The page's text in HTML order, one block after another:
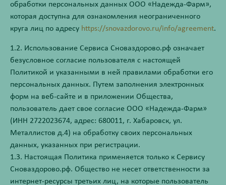
обработки персональных данных ООО «Надежда-Фарм»,
которая доступна для ознакомления неограниченного
круга лиц по адресу https://snovazdorovo.ru/info/agreement.
1.2. Использование Сервиса Сноваздорово.рф означает
безусловное согласие пользователя с настоящей
Политикой и указанными в ней правилами обработки его
персональных данных. Путем заполнения электронных
форм на веб-сайте и в приложении Общества,
пользователь дает свое согласие ООО «Надежда-Фарм»
(ИНН 2722023674, адрес: 680011, г. Хабаровск, ул.
Металлистов д.4) на обработку своих персональных
данных, указанных при регистрации.
1.3. Настоящая Политика применяется только к Сервису
Сноваздорово.рф. Общество не несет ответственности за
интернет-ресурсы третьих лиц, на которые пользователь